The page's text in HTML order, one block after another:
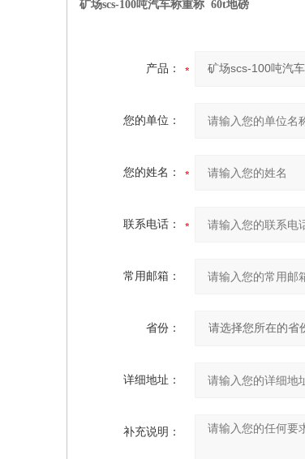
矿场scs-100吨汽车称重称 60t地磅
产品：
您的单位：
您的姓名：
联系电话：
常用邮箱：
省份：
详细地址：
补充说明：